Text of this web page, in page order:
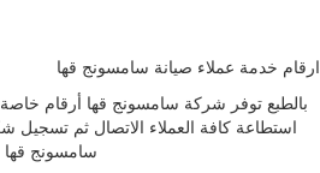
ارقام خدمة عملاء صيانة سامسونج قها
بالطبع توفر شركة سامسونج قها أرقام
استطاعة كافة العملاء الاتصال ثم تسجيل
سامسونج قها